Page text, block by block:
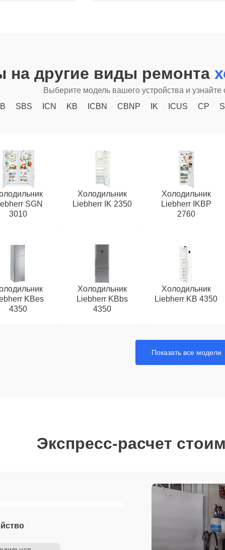
на другие виды ремонта
Выберите модель вашего устройства и узнайте
SBS ICN KB ICBN CBNP IK ICUS CP
SGN
3010
Холодильник
Liebherr IK 2350
Холодильник
Liebherr IKBP
2760
KBes
4350
Холодильник
Liebherr KBbs
4350
Холодильник
Liebherr KB 4350
Показать все модели
Экспресс-расчет